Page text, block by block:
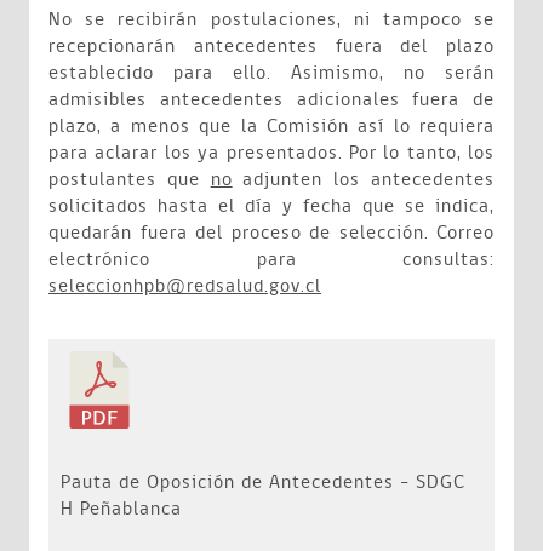
No se recibirán postulaciones, ni tampoco se
recepcionarán antecedentes fuera del plazo
establecido para ello. Asimismo, no serán
admisibles antecedentes adicionales fuera de
plazo, a menos que la Comisión así lo requiera
para aclarar los ya presentados. Por lo tanto, los
postulantes quenoadjunten los antecedentes
solicitados hasta el día y fecha que se indica,
quedarán fuera del proceso de selección. Correo
electrónico para consultas:
seleccionhpb@redsalud.gov.cl
Pauta de Oposición de Antecedentes - SDGC
H Peñablanca